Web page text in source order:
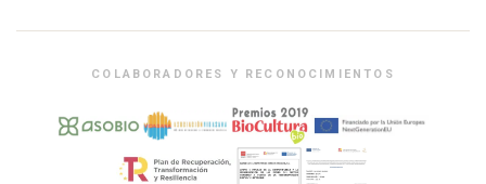
COLABORADORES Y RECONOCIMIENTOS